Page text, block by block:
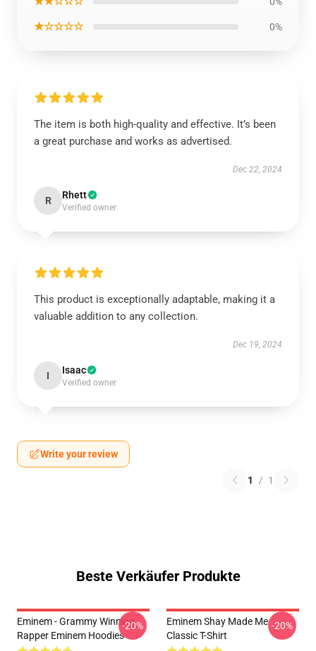
★☆☆☆☆ 0%
The item is both high-quality and effective. It’s been
a great purchase and works as advertised.
Dec 22, 2024
R Rhett
Verified owner
This product is exceptionally adaptable, making it a
valuable addition to any collection.
Dec 19, 2024
I Isaac
Verified owner
Write your review
1 / 1
Beste Verkäufer Produkte
Eminem - Grammy Winning
Rapper Eminem Hoodies
-20%
Eminem Shay Made Me
Classic T-Shirt
-20%